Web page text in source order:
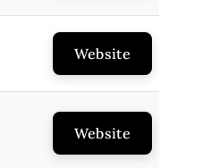
Website
Website